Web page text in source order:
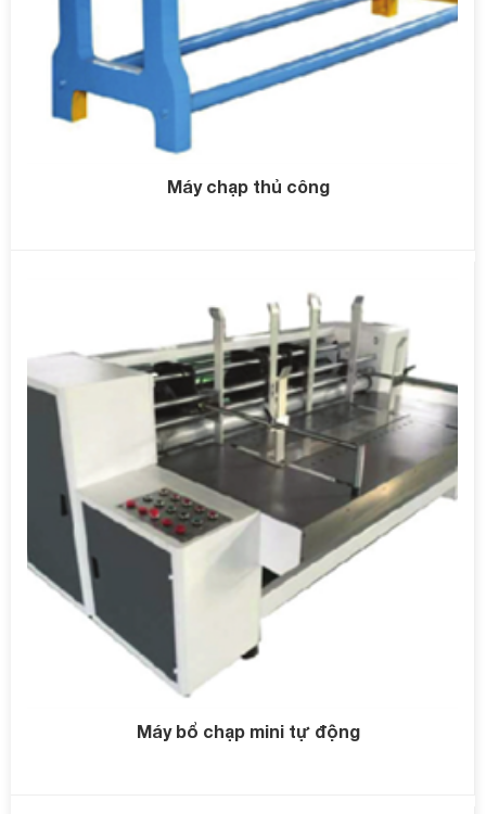
Máy chạp thủ công
Máy bổ chạp mini tự động